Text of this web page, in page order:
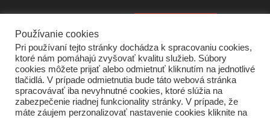
Používanie cookies
Pri používaní tejto stránky dochádza k spracovaniu cookies,
ktoré nám pomáhajú zvyšovať kvalitu služieb. Súbory
cookies môžete prijať alebo odmietnuť kliknutím na jednotlivé
tlačidlá. V prípade odmietnutia bude táto webová stránka
spracovávať iba nevyhnutné cookies, ktoré slúžia na
zabezpečenie riadnej funkcionality stránky. V prípade, že
máte záujem perzonalizovať nastavenie cookies kliknite na